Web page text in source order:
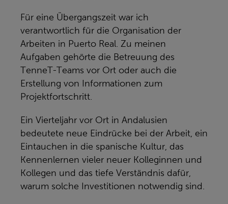
Für eine Übergangszeit war ich
verantwortlich für die Organisation der
Arbeiten in Puerto Real. Zu meinen
Aufgaben gehörte die Betreuung des
TenneT-Teams vor Ort oder auch die
Erstellung von Informationen zum
Projektfortschritt.
Ein Vierteljahr vor Ort in Andalusien
bedeutete neue Eindrücke bei der Arbeit, ein
Eintauchen in die spanische Kultur, das
Kennenlernen vieler neuer Kolleginnen und
Kollegen und das tiefe Verständnis dafür,
warum solche Investitionen notwendig sind.